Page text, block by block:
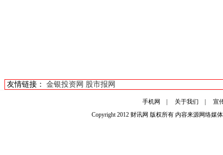
友情链接： 金银投资网 股市报网
手机网 关于我们 |宣
Copyright 2012 财讯网 版权所有 内容来源网络媒